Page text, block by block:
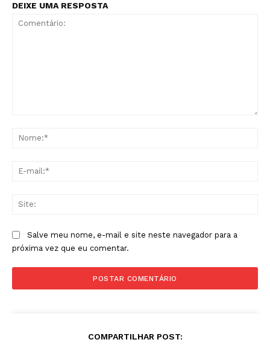
DEIXE UMA RESPOSTA
Salve meu nome, e-mail e site neste navegador para a
próxima vez que eu comentar.
COMPARTILHAR POST: